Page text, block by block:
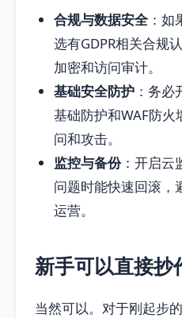
合规与数据安全：如
选有GDPR相关合规
加密和访问审计。
基础安全防护 ：务
基础防护和WAF防
问和攻击。
监控与备份：开启云
问题时能快速回滚，
运营。
新手可以直接抄
当然可以。对于刚起步